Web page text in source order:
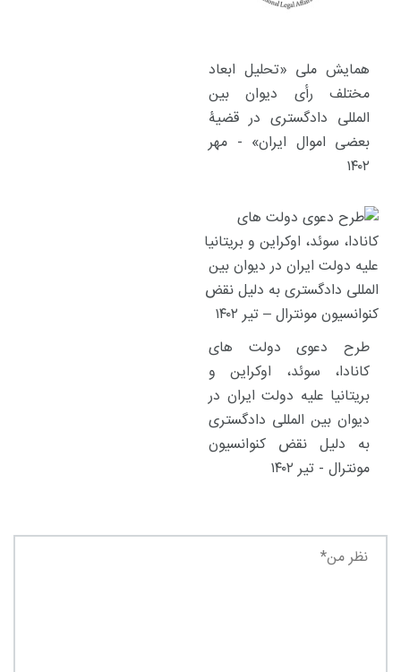
همایش ملی «تحلیل ابعاد
مختلف رأی دیوان بین
المللی دادگستری در قضیۀ
بعضی اموال ایران» - مهر
۱۴۰۲
طرح دعوی دولت های
کانادا، سوئد، اوکراین و
بریتانیا علیه دولت ایران در
دیوان بین المللی دادگستری
به دلیل نقض کنوانسیون
مونترال - تیر ۱۴۰۲